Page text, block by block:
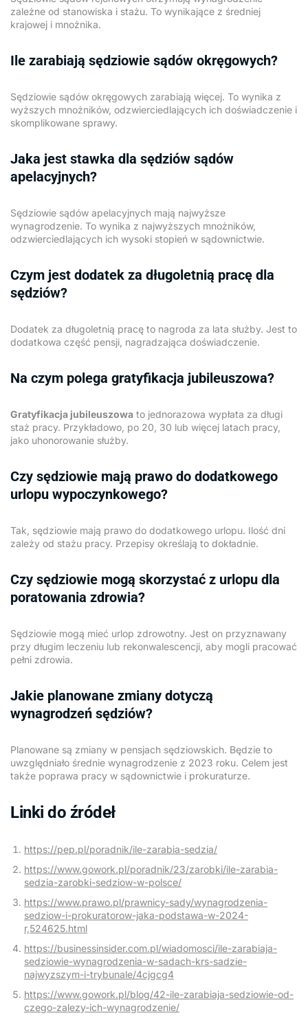
zależne od stanowiska i stażu. To wynikające z średniej
krajowej i mnożnika.
Ile zarabiają sędziowie sądów okręgowych?
Sędziowie sądów okręgowych zarabiają więcej. To wynika z
wyższych mnożników, odzwierciedlających ich doświadczenie i
skomplikowane sprawy.
Jaka jest stawka dla sędziów sądów
apelacyjnych?
Sędziowie sądów apelacyjnych mają najwyższe
wynagrodzenie. To wynika z najwyższych mnożników,
odzwierciedlających ich wysoki stopień w sądownictwie.
Czym jest dodatek za długoletnią pracę dla
sędziów?
Dodatek za długoletnią pracę to nagroda za lata służby. Jest to
dodatkowa część pensji, nagradzająca doświadczenie.
Na czym polega gratyfikacja jubileuszowa?
Gratyfikacja jubileuszowa to jednorazowa wypłata za długi
staż pracy. Przykładowo, po 20, 30 lub więcej latach pracy,
jako uhonorowanie służby.
Czy sędziowie mają prawo do dodatkowego
urlopu wypoczynkowego?
Tak, sędziowie mają prawo do dodatkowego urlopu. Ilość dni
zależy od stażu pracy. Przepisy określają to dokładnie.
Czy sędziowie mogą skorzystać z urlopu dla
poratowania zdrowia?
Sędziowie mogą mieć urlop zdrowotny. Jest on przyznawany
przy długim leczeniu lub rekonwalescencji, aby mogli pracować
pełni zdrowia.
Jakie planowane zmiany dotyczą
wynagrodzeń sędziów?
Planowane są zmiany w pensjach sędziowskich. Będzie to
uwzględniało średnie wynagrodzenie z 2023 roku. Celem jest
także poprawa pracy w sądownictwie i prokuraturze.
Linki do źródeł
https://pep.pl/poradnik/ile-zarabia-sedzia/
https://www.gowork.pl/poradnik/23/zarobki/ile-zarabia-
sedzia-zarobki-sedziow-w-polsce/
https://www.prawo.pl/prawnicy-sady/wynagrodzenia-
sedziow-i-prokuratorow-jaka-podstawa-w-2024-
r,524625.html
https://businessinsider.com.pl/wiadomosci/ile-zarabiaja-
sedziowie-wynagrodzenia-w-sadach-krs-sadzie-
najwyzszym-i-trybunale/4cjgcg4
https://www.gowork.pl/blog/42-ile-zarabiaja-sedziowie-od-
czego-zalezy-ich-wynagrodzenie/